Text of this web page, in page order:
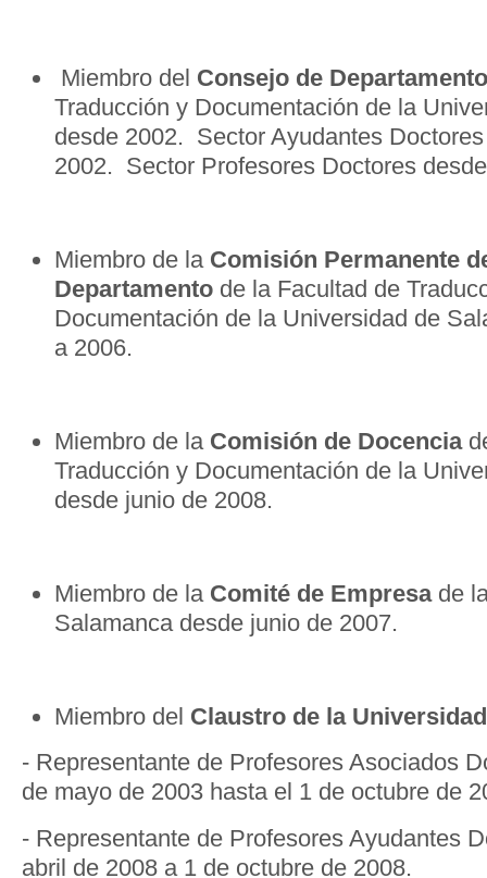
Miembro del Consejo de Departamento
Traducción y Documentación de la
desde 2002. Sector Ayudantes
2002. Sector Profesores Doctores
Miembro de la Comisión Permanente
Departamento de la Facultad de
Documentación de la Universidad de
a 2006.
Miembro de la Comisión de Docencia
Traducción y Documentación de la
desde junio de 2008.
Miembro de la Comité de Empresade
Salamanca desde junio de 2007.
Miembro del Claustro de la
- Representante de Profesores Asociados
de mayo de 2003 hasta el 1 de octubre de
- Representante de Profesores Ayudantes
abril de 2008 a 1 de octubre de 2008.